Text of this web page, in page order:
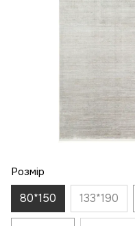
Розмір
80*150 133*190